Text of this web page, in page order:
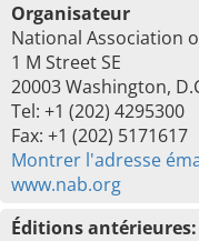
Organisateur
National Association
1 M Street SE
20003 Washington,
Tel: +1 (202) 4295300
Fax: +1 (202) 5171617
Montrer l'adresse
www.nab.org
Éditions antérieures: